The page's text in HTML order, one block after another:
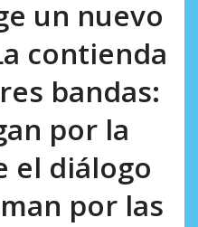
un nuevo
contienda
bandas:
por la
el diálogo
por las